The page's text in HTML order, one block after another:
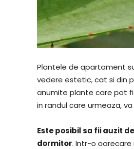
Plantele de apartament
vedere estetic, cat si din
anumite plante care pot
in randul care urmeaza,
Este posibil sa fii auzit
dormitor. Intr-o